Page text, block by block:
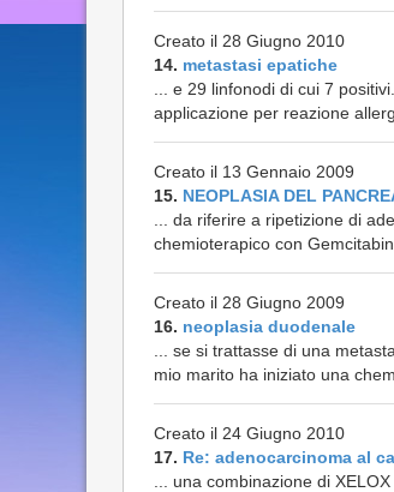
Creato il 28 Giugno 2010
14. metastasi epatiche
... e 29 linfonodi di cui 7
applicazione per reazione
Creato il 13 Gennaio 2009
15. NEOPLASIA DEL
... da riferire a ripetizione di
chemioterapico con
Creato il 28 Giugno 2009
16. neoplasia duodenale
... se si trattasse di una
mio marito ha iniziato una
Creato il 24 Giugno 2010
17. Re: adenocarcinoma al
... una combinazione di